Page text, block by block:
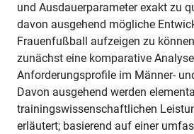
und Ausdauerparameter exakt zu
davon ausgehend mögliche
Frauenfußball aufzeigen zu
zunächst eine komparative
Anforderungsprofile im Männer-
Davon ausgehend werden
trainingswissenschaftlichen
erläutert; basierend auf einer